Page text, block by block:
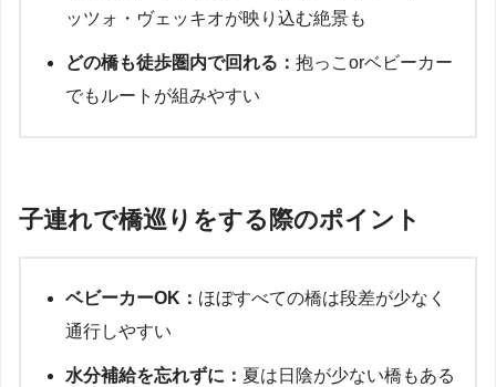
ッツォ・ヴェッキオが映り込む絶景も
どの橋も徒歩圏内で回れる： 抱っこorベビーカー
でもルートが組みやすい
子連れで橋巡りをする際のポイント
ベビーカーOK： ほぼすべての橋は段差が少なく
通行しやすい
水分補給を忘れずに： 夏は日陰が少ない橋もある